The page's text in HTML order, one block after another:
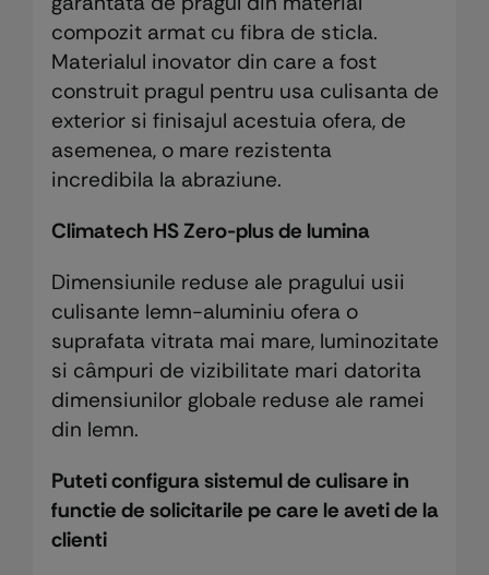
compozit armat cu fibra de sticla.
Materialul inovator din care a fost
construit pragul pentru usa culisanta de
exterior si finisajul acestuia ofera, de
asemenea, o mare rezistenta
incredibila la abraziune.
Climatech HS Zero-plus de lumina
Dimensiunile reduse ale pragului usii
culisante lemn-aluminiu ofera o
suprafata vitrata mai mare, luminozitate
si câmpuri de vizibilitate mari datorita
dimensiunilor globale reduse ale ramei
din lemn.
Puteti configura sistemul de culisare in
functie de solicitarile pe care le aveti de la
clienti